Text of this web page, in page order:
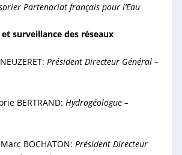
Partenariat français pour l’Eau
surveillance des réseaux
Président Directeur Général –
Hydrogéologue –
Président Directeur